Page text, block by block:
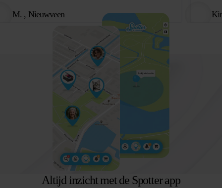
M. , Nieuwveen
Altijd inzicht met de Spotter app